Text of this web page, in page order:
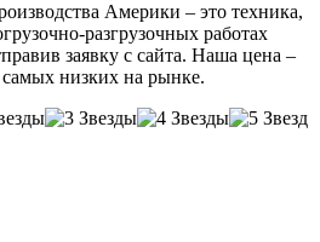
Америки – это техника,
разгрузочных работах
заявку с сайта. Наша цена –
самых низких на рынке.